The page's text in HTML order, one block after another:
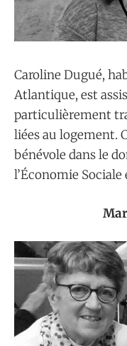
Caroline Dugué,
Atlantique, est
particulièrement
liées au logement.
bénévole dans le
l’Économie Sociale